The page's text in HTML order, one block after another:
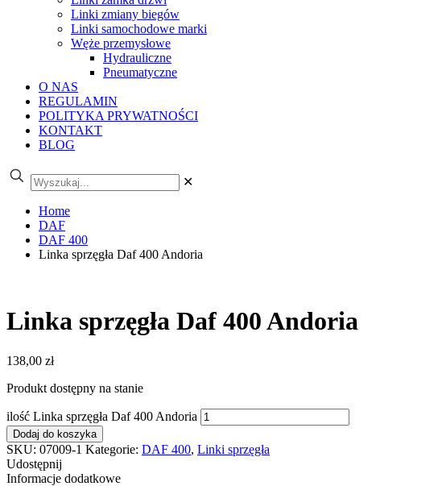
Linki zmiany biegów
Linki samochodowe marki
Węże przemysłowe
Hydrauliczne
Pneumatyczne
O NAS
REGULAMIN
POLITYKA PRYWATNOŚCI
KONTAKT
BLOG
✕
Home
DAF
DAF 400
Linka sprzęgła Daf 400 Andoria
Linka sprzęgła Daf 400 Andoria
138,00 zł
Produkt dostępny na stanie
ilość Linka sprzęgła Daf 400 Andoria
Dodaj do koszyka
SKU: 07009-1 Kategorie: DAF 400, Linki sprzęgła
Udostępnij
Informacje dodatkowe